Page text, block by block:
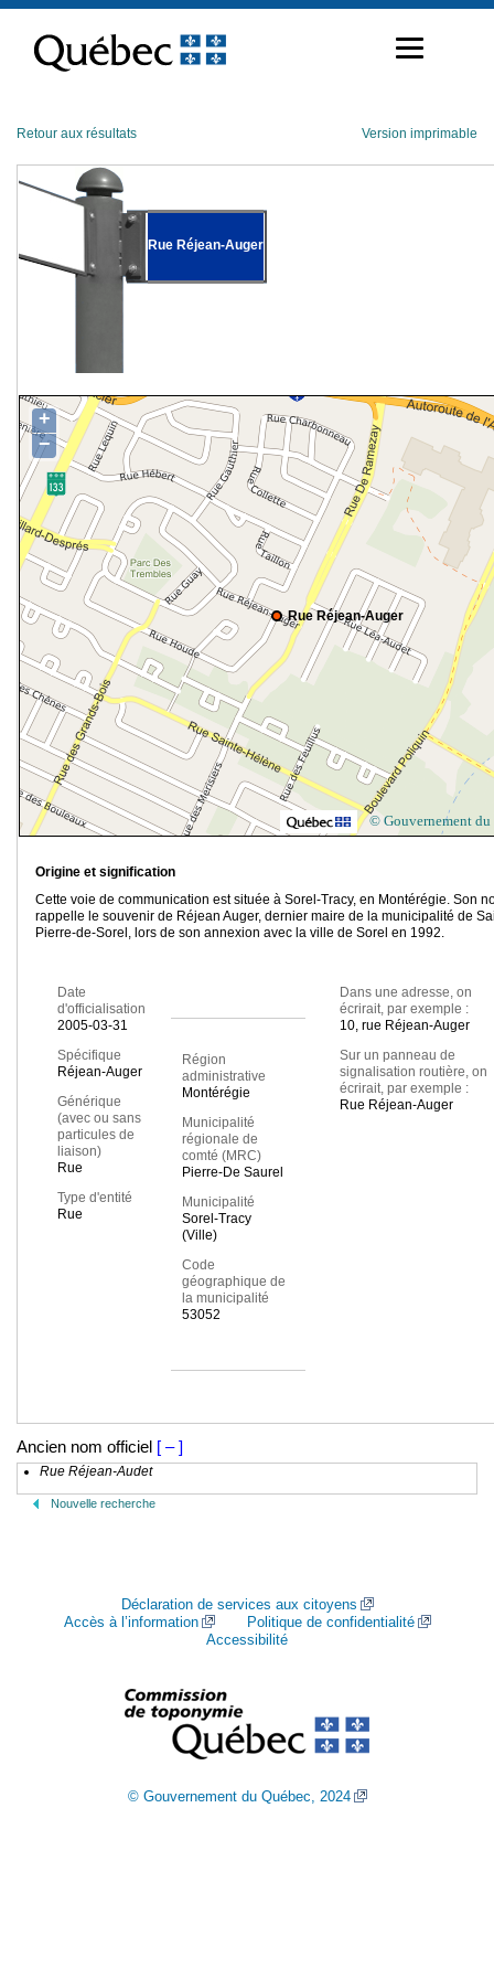
contenu
Retour aux résultats Version imprimable
Rue Réjean-Auger
Rue Réjean-Auger
+
−
© Gouvernement du
Origine et signification
Cette voie de communication est située à Sorel-Tracy, en Montérégie. Son
rappelle le souvenir de Réjean Auger, dernier maire de la municipalité de
Pierre-de-Sorel, lors de son annexion avec la ville de Sorel en 1992.
Date
d'officialisation
2005-03-31
Spécifique
Réjean-Auger
Générique
(avec ou sans
particules de
liaison)
Rue
Type d'entité
Rue
Région
administrative
Montérégie
Municipalité
régionale de
comté (MRC)
Pierre-De Saurel
Municipalité
Sorel-Tracy
(Ville)
Code
géographique de
la municipalité
53052
Dans une adresse, on
écrirait, par exemple :
10, rue Réjean-Auger
Sur un panneau de
signalisation routière, on
écrirait, par exemple :
Rue Réjean-Auger
Ancien nom officiel [ – ]
Rue Réjean-Audet
Nouvelle recherche
Déclaration de services aux citoyens
Accès à l’information
Politique de confidentialité
Accessibilité
© Gouvernement du Québec, 2024